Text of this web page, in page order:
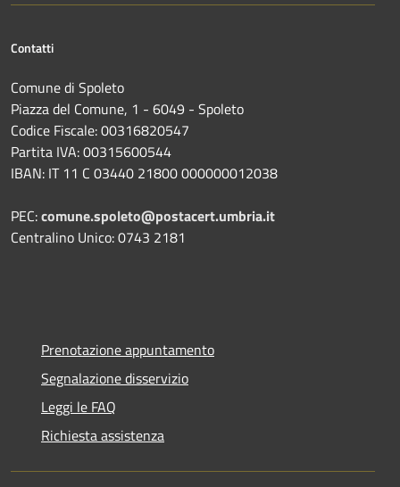
Contatti
Comune di Spoleto
Piazza del Comune, 1 - 6049 - Spoleto
Codice Fiscale: 00316820547
Partita IVA: 00315600544
IBAN: IT 11 C 03440 21800 000000012038
PEC:comune.spoleto@postacert.umbria.it
Centralino Unico: 0743 2181
Prenotazione appuntamento
Segnalazione disservizio
Leggi le FAQ
Richiesta assistenza